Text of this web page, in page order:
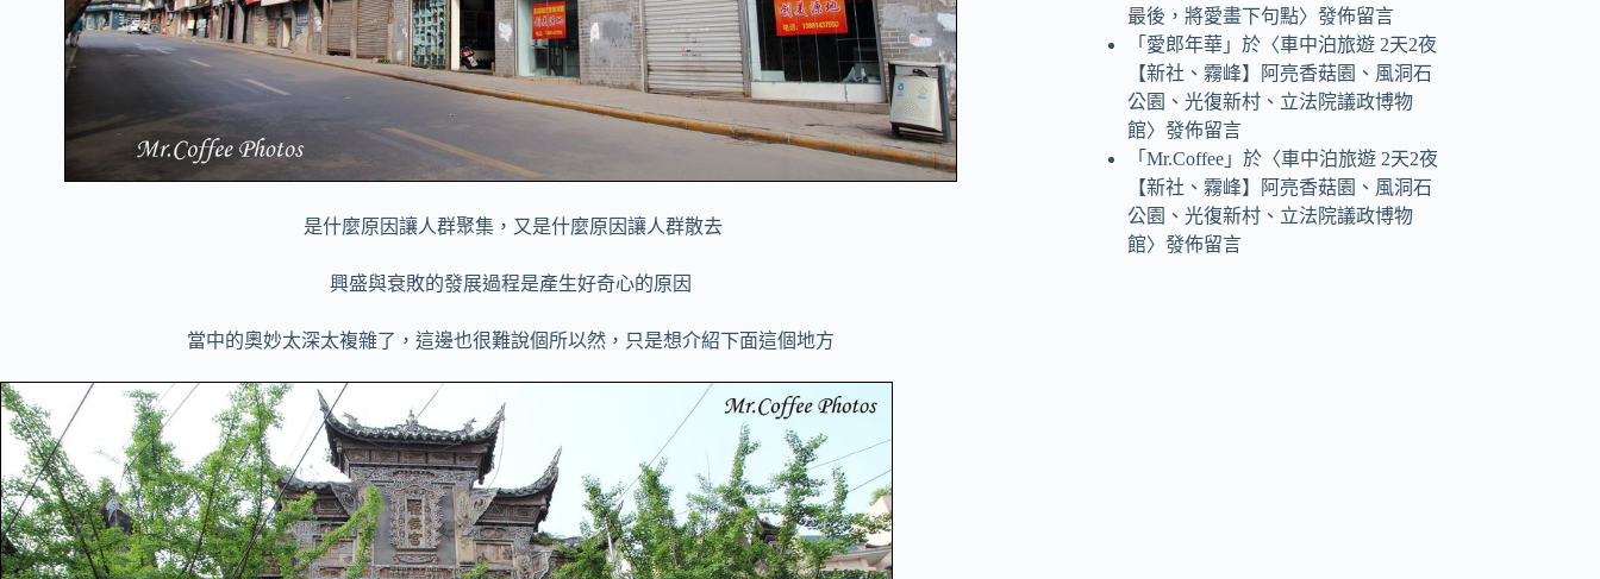
是什麼原因讓人群聚集，又是什麼原因讓人群散去
興盛與衰敗的發展過程是產生好奇心的原因
當中的奧妙太深太複雜了，這邊也很難說個所以然，只是想介紹下面這個地方
最後，將愛畫下句點〉發佈留言
「 愛郎年華 」於〈車中泊旅遊 2天2夜
【新社、霧峰】阿亮香菇園、風洞石
公園、光復新村、立法院議政博物
館〉發佈留言
「Mr.Coffee 」於〈車中泊旅遊 2天2夜
【新社、霧峰】阿亮香菇園、風洞石
公園、光復新村、立法院議政博物
館〉發佈留言